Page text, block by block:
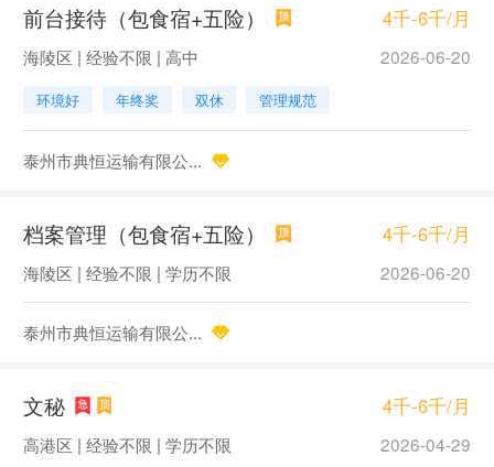
前台接待（包食宿+五险） 4千-6千/月
海陵区 | 经验不限 | 高中 2026-06-20
环境好 年终奖 双休 管理规范
泰州市典恒运输有限公...
档案管理（包食宿+五险） 4千-6千/月
海陵区 | 经验不限 | 学历不限 2026-06-20
泰州市典恒运输有限公...
文秘 4千-6千/月
高港区 | 经验不限 | 学历不限 2026-04-29